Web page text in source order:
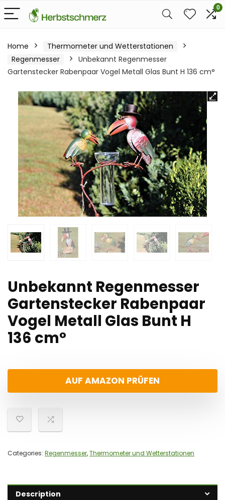
0
Home
Thermometer und Wetterstationen
Regenmesser
Unbekannt Regenmesser
Gartenstecker Rabenpaar Vogel Metall Glas Bunt H 136 cm°
Unbekannt Regenmesser
Gartenstecker Rabenpaar
Vogel Metall Glas Bunt H
136 cm°
AUF AMAZON PRÜFEN
Categories: Regenmesser,Thermometer und Wetterstationen
Description